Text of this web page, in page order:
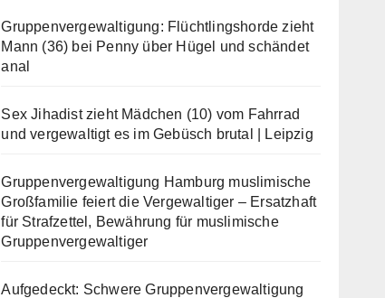
Gruppenvergewaltigung: Flüchtlingshorde zieht
Mann (36) bei Penny über Hügel und schändet
anal
Sex Jihadist zieht Mädchen (10) vom Fahrrad
und vergewaltigt es im Gebüsch brutal | Leipzig
Gruppenvergewaltigung Hamburg muslimische
Großfamilie feiert die Vergewaltiger – Ersatzhaft
für Strafzettel, Bewährung für muslimische
Gruppenvergewaltiger
Aufgedeckt: Schwere Gruppenvergewaltigung